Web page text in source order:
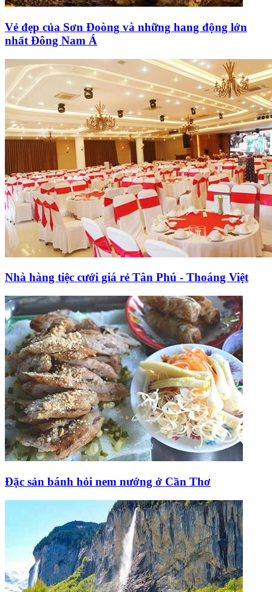
Vẻ đẹp của Sơn Đoòng và những hang động lớn
nhất Đông Nam Á
Nhà hàng tiệc cưới giá rẻ Tân Phú - Thoáng Việt
Đặc sản bánh hỏi nem nướng ở Cần Thơ